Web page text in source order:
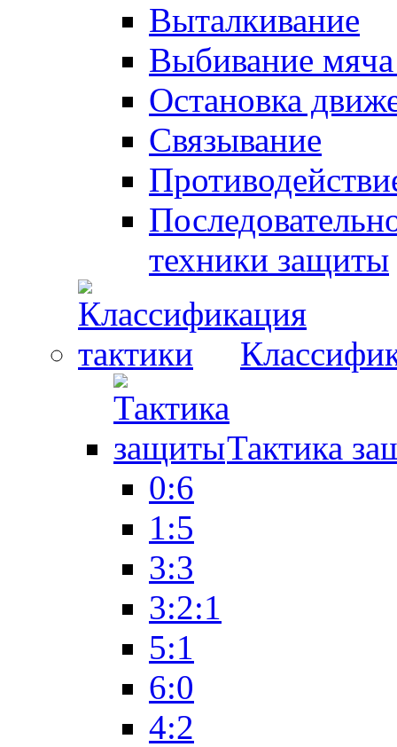
Выталкивание
Выбивание
Остановка
Связывание
техники защиты
Тактика
0:6
1:5
3:3
3:2:1
5:1
6:0
4:2